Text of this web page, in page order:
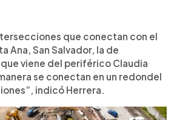
que conectan con el
Ana, San Salvador, la de
viene del periférico Claudia
se conectan en un redondel
indicó Herrera.